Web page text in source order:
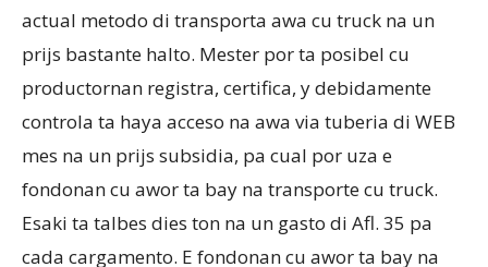
actual metodo di transporta awa cu truck na un
prijs bastante halto. Mester por ta posibel cu
productornan registra, certifica, y debidamente
controla ta haya acceso na awa via tuberia di WEB
mes na un prijs subsidia, pa cual por uza e
fondonan cu awor ta bay na transporte cu truck.
Esaki ta talbes dies ton na un gasto di Afl. 35 pa
cada cargamento. E fondonan cu awor ta bay na